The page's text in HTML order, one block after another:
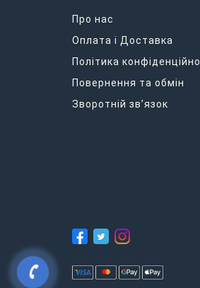
Про нас
Оплата і Доставка
Політика
Повернення та обмін
Зворотній зв’язок